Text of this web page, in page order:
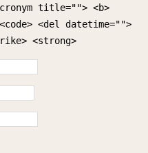
title=""> <b>
<del datetime="">
<strong>